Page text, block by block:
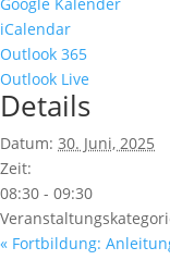
iCalendar
Outlook 365
Outlook Live
Details
Datum: 30. Juni, 2025
Zeit:
08:30 - 09:30
« Fortbildung: